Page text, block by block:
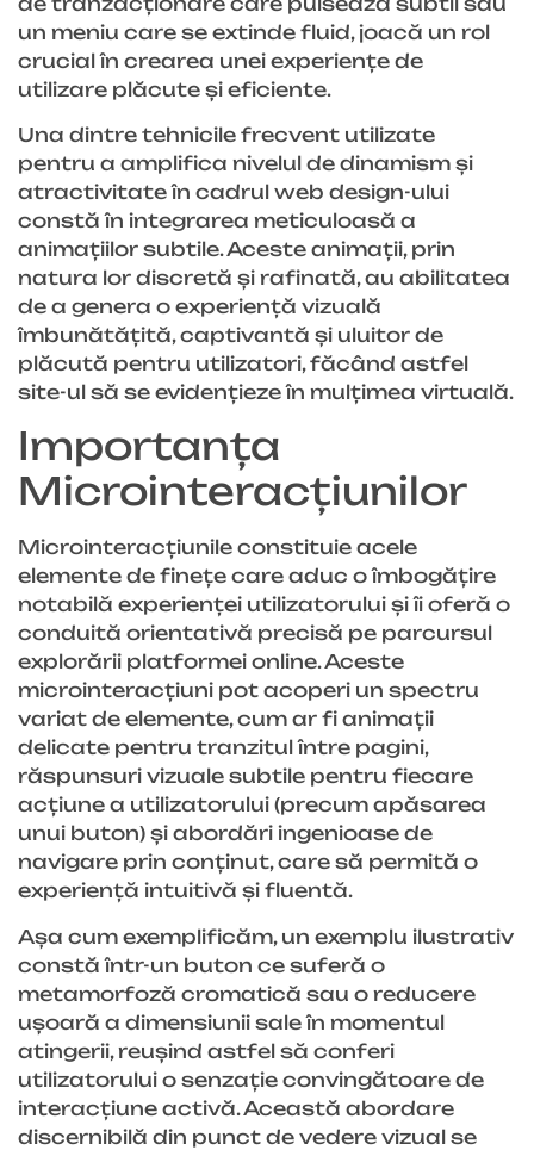
un meniu care se extinde fluid, joacă un rol
crucial în crearea unei experiențe de
utilizare plăcute și eficiente.
Una dintre tehnicile frecvent utilizate
pentru a amplifica nivelul de dinamism și
atractivitate în cadrul web design-ului
constă în integrarea meticuloasă a
animațiilor subtile. Aceste animații, prin
natura lor discretă și rafinată, au abilitatea
de a genera o experiență vizuală
îmbunătățită, captivantă și uluitor de
plăcută pentru utilizatori, făcând astfel
site-ul să se evidențieze în mulțimea virtuală.
Importanța
Microinteracțiunilor
Microinteracțiunile constituie acele
elemente de finețe care aduc o îmbogățire
notabilă experienței utilizatorului și îi oferă o
conduită orientativă precisă pe parcursul
explorării platformei online. Aceste
microinteracțiuni pot acoperi un spectru
variat de elemente, cum ar fi animații
delicate pentru tranzitul între pagini,
răspunsuri vizuale subtile pentru fiecare
acțiune a utilizatorului (precum apăsarea
unui buton) și abordări ingenioase de
navigare prin conținut, care să permită o
experiență intuitivă și fluentă.
Așa cum exemplificăm, un exemplu ilustrativ
constă într-un buton ce suferă o
metamorfoză cromatică sau o reducere
ușoară a dimensiunii sale în momentul
atingerii, reușind astfel să conferi
utilizatorului o senzație convingătoare de
interacțiune activă. Această abordare
discernibilă din punct de vedere vizual se